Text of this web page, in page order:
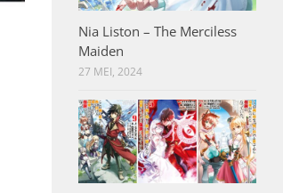
Nia Liston – The Merciless
Maiden
27 MEI, 2024